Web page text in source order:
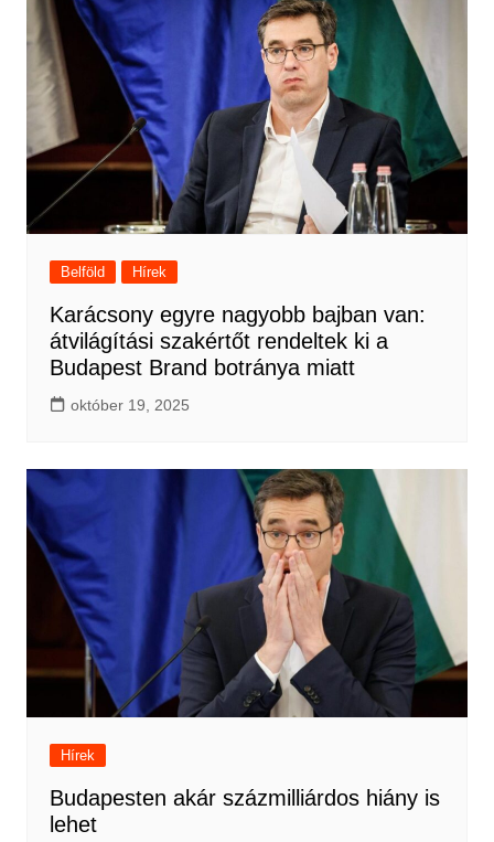
Belföld Hírek
Karácsony egyre nagyobb bajban van:
átvilágítási szakértőt rendeltek ki a
Budapest Brand botránya miatt
október 19, 2025
Hírek
Budapesten akár százmilliárdos hiány is
lehet